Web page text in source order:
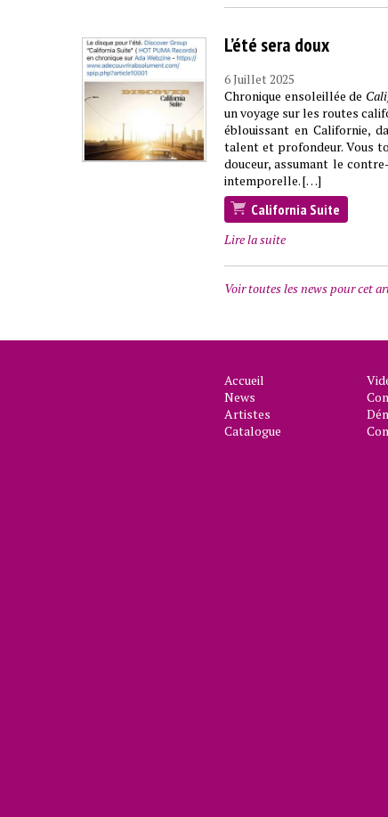
L’été sera doux
6 Juillet 2025
Chronique ensoleillée de
un voyage sur les routes
éblouissant en Californie,
talent et profondeur. Vous
douceur, assumant le
intemporelle. […]
California Suite
Lire la suite
Voir toutes les news pour cet
Accueil
News
Artistes
Catalogue